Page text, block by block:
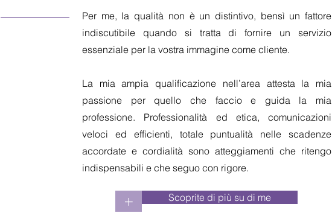
Per me, la qualità non è un distintivo, bensì un fattore
indiscutibile quando si tratta di fornire un servizio
essenziale per la vostra immagine come cliente.
La mia ampia qualificazione nell’area attesta la mia
passione per quello che faccio e guida la mia
professione. Professionalità ed etica, comunicazioni
veloci ed efficienti, totale puntualità nelle scadenze
accordate e cordialità sono atteggiamenti che ritengo
indispensabili e che seguo con rigore.
+ Scoprite di più su di me